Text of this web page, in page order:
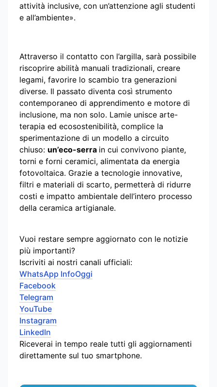
attività inclusive, con un’attenzione agli studenti
e all’ambiente».
Attraverso il contatto con l’argilla, sarà possibile
riscoprire abilità manuali tradizionali, creare
legami, favorire lo scambio tra generazioni
diverse. Il passato diventa così strumento
contemporaneo di apprendimento e motore di
inclusione, ma non solo. Lamie unisce arte-
terapia ed ecosostenibilità, complice la
sperimentazione di un modello a circuito
chiuso: un’eco-serra in cui convivono piante,
torni e forni ceramici, alimentata da energia
fotovoltaica. Grazie a tecnologie innovative,
filtri e materiali di scarto, permetterà di ridurre
costi e impatto ambientale dell’intero processo
della ceramica artigianale.
Vuoi restare sempre aggiornato con le notizie
più importanti?
Iscriviti ai nostri canali ufficiali:
WhatsApp InfoOggi
Facebook
Telegram
YouTube
Instagram
LinkedIn
Riceverai in tempo reale tutti gli aggiornamenti
direttamente sul tuo smartphone.